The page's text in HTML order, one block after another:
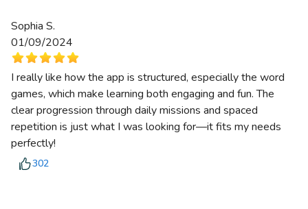
Sophia S.
01/09/2024
I really like how the app is structured, especially the word
games, which make learning both engaging and fun. The
clear progression through daily missions and spaced
repetition is just what I was looking for—it fits my needs
perfectly!
302